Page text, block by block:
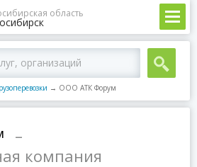
область
→ ООО АТК Форум
–
компания